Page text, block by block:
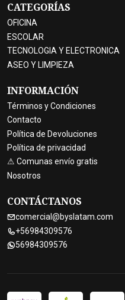
CATEGORÍAS
OFICINA
ESCOLAR
TECNOLOGIA Y ELECTRONICA
ASEO Y LIMPIEZA
INFORMACIÓN
Términos y Condiciones
Contacto
Política de Devoluciones
Política de privacidad
⚠ Comunas envío gratis
Nosotros
CONTÁCTANOS
comercial@byslatam.com
+56984309576
56984309576